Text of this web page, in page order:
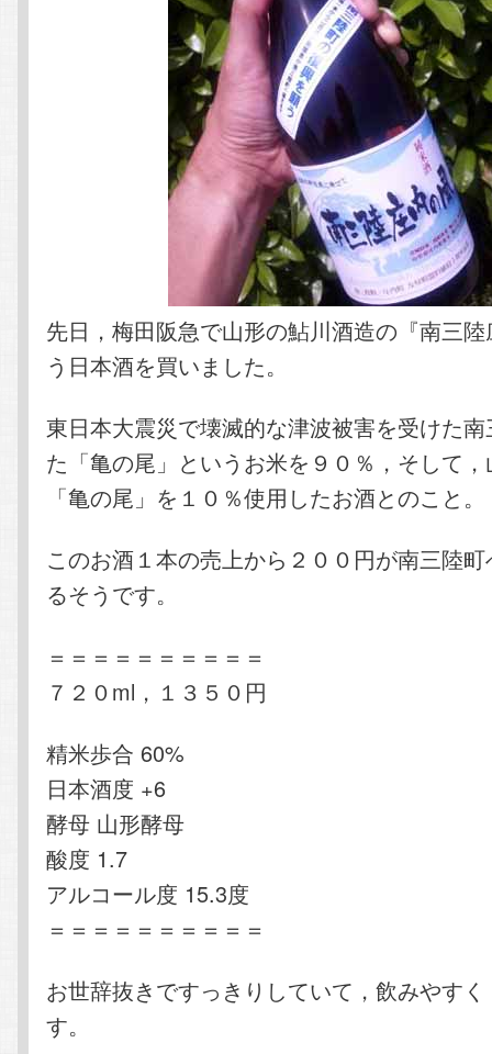
先日，梅田阪急で山形の鮎川酒造の『南三
う日本酒を買いました。
東日本大震災で壊滅的な津波被害を受けた
た「亀の尾」というお米を９０％，そして
「亀の尾」を１０％使用したお酒とのこと。
このお酒１本の売上から２００円が南三陸
るそうです。
＝＝＝＝＝＝＝＝＝＝
７２０ml，１３５０円
精米歩合 60%
日本酒度 +6
酵母 山形酵母
酸度 1.7
アルコール度 15.3度
＝＝＝＝＝＝＝＝＝＝
お世辞抜きですっきりしていて，飲みやす
す。